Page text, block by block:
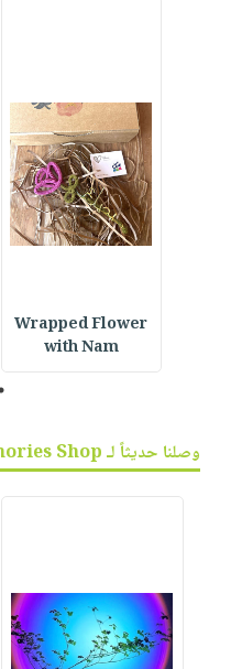
Wrapped Flower
with Nam
وصلنا حديثاً لـ Memories Shop :